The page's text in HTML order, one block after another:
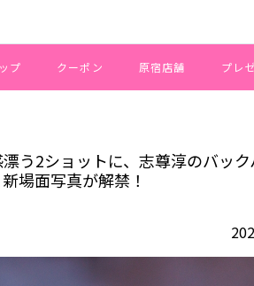
プ クーポン 原宿店舗 プレ
迫感漂う2ショットに、志尊淳のバックハグ
う2ショットに、志尊淳のバッ
場面写真が解禁！